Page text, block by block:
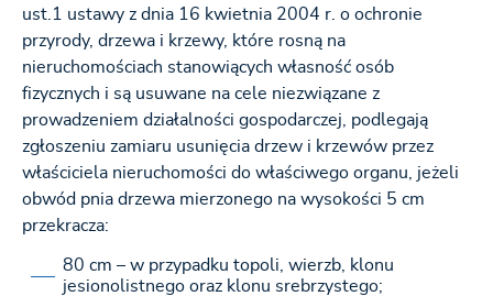
ust.1 ustawy z dnia 16 kwietnia 2004 r. o ochronie
przyrody, drzewa i krzewy, które rosną na
nieruchomościach stanowiących własność osób
fizycznych i są usuwane na cele niezwiązane z
prowadzeniem działalności gospodarczej, podlegają
zgłoszeniu zamiaru usunięcia drzew i krzewów przez
właściciela nieruchomości do właściwego organu, jeżeli
obwód pnia drzewa mierzonego na wysokości 5 cm
przekracza:
80 cm – w przypadku topoli, wierzb, klonu
jesionolistnego oraz klonu srebrzystego;